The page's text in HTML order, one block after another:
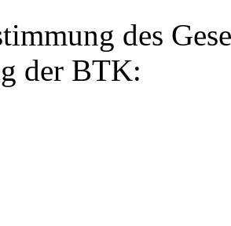
des
der BTK: